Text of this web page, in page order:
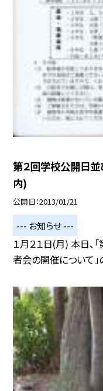
第２回学校公開日
内)
公開日 2013/01/21
--- お知らせ ---
１月２１日(月) 本日、
者会の開催について」